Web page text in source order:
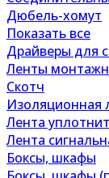
Дюбель-хомут
Показать все
Драйверы для
Ленты
Скотч
Изоляционная
Лента
Лента
Боксы, шкафы